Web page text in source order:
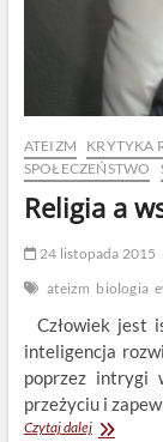
ATEIZM KRYTYKA
SPOŁECZEŃSTWO
Religia a
24 listopada 2015
ateizm biologia
Człowiek jest
inteligencja
poprzez intrygi
przeżyciu i
Czytaj dalejReligia